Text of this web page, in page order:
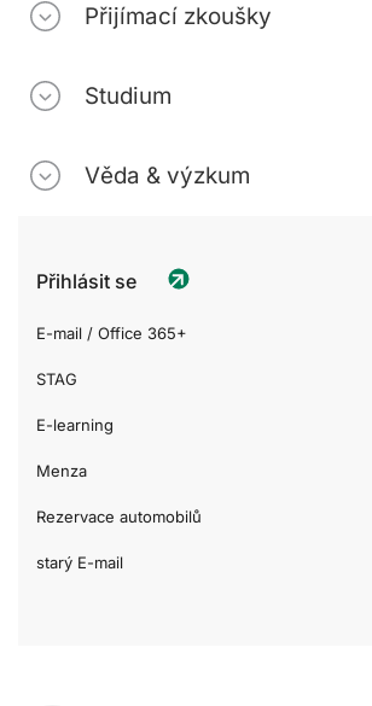
Přijímací zkoušky
Studium
Věda & výzkum
Přihlásit se
E-mail / Office 365+
STAG
E-learning
Menza
Rezervace automobilů
starý E-mail